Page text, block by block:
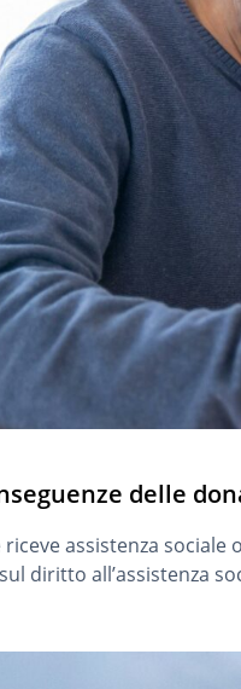
delle
assistenza
diritto all’assistenza